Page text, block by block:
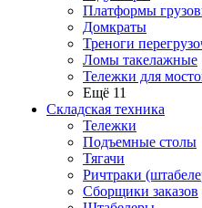
Платформы
Домкраты
Треноги
Ломы такелажные
Тележки для
Ещё 11
Складская техника
Тележки
Подъемные столы
Тягачи
Ричтраки
Сборщики заказов